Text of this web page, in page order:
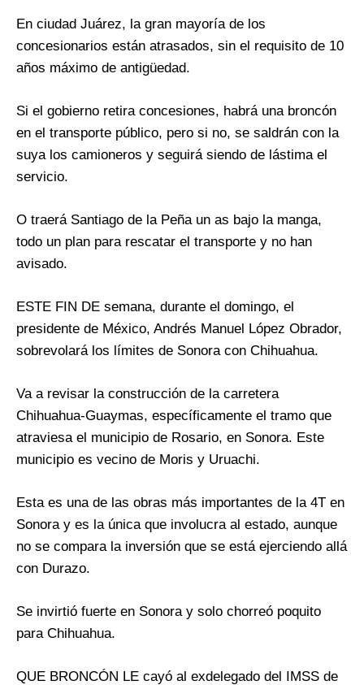
En ciudad Juárez, la gran mayoría de los
concesionarios están atrasados, sin el requisito de 10
años máximo de antigüedad.
Si el gobierno retira concesiones, habrá una broncón
en el transporte público, pero si no, se saldrán con la
suya los camioneros y seguirá siendo de lástima el
servicio.
O traerá Santiago de la Peña un as bajo la manga,
todo un plan para rescatar el transporte y no han
avisado.
ESTE FIN DE semana, durante el domingo, el
presidente de México, Andrés Manuel López Obrador,
sobrevolará los límites de Sonora con Chihuahua.
Va a revisar la construcción de la carretera
Chihuahua-Guaymas, específicamente el tramo que
atraviesa el municipio de Rosario, en Sonora. Este
municipio es vecino de Moris y Uruachi.
Esta es una de las obras más importantes de la 4T en
Sonora y es la única que involucra al estado, aunque
no se compara la inversión que se está ejerciendo allá
con Durazo.
Se invirtió fuerte en Sonora y solo chorreó poquito
para Chihuahua.
QUE BRONCÓN LE cayó al exdelegado del IMSS de